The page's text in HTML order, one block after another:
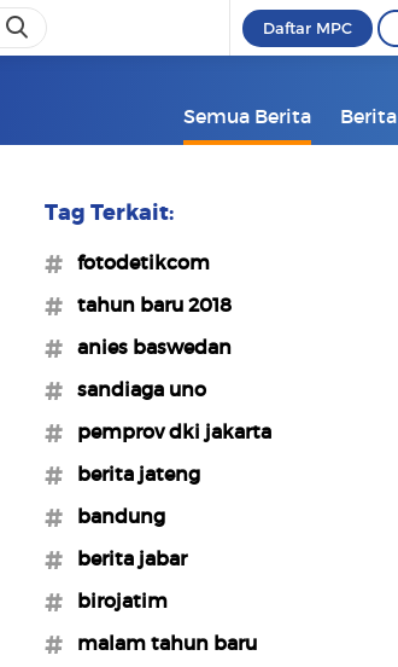
Daftar MPC
Semua Berita Berita
Tag Terkait:
#fotodetikcom
#tahun baru 2018
#anies baswedan
#sandiaga uno
#pemprov dki jakarta
#berita jateng
#bandung
#berita jabar
#birojatim
#malam tahun baru